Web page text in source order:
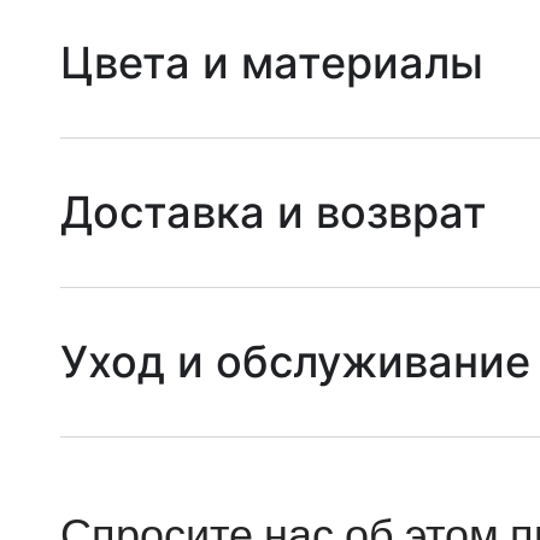
Цвета и материалы
Доставка и возврат
Уход и обслуживание